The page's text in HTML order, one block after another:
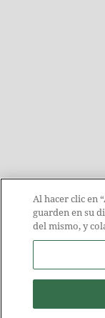
Al hacer clic en
guarden en su
del mismo, y